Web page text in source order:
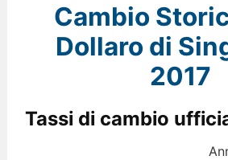
Cambio
Dollaro di
2017
Tassi di cambio